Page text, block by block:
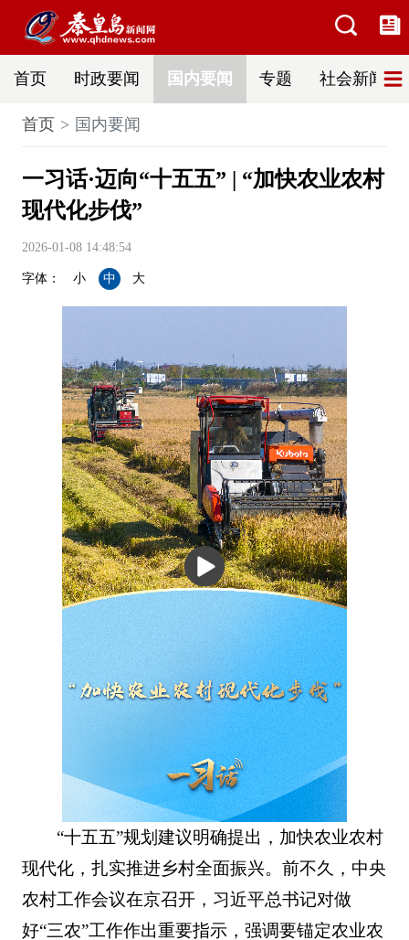
首页 时政要闻 国内要闻 专题 社会新闻
首页 国内要闻
一习话·迈向“十五五” | “加快农业农村
现代化步伐”
2026-01-08 14:48:54
字体： 小 中 大
“十五五”规划建议明确提出，加快农业农村
现代化，扎实推进乡村全面振兴。前不久，中央
农村工作会议在京召开，习近平总书记对做
好“三农”工作作出重要指示，强调要锚定农业农